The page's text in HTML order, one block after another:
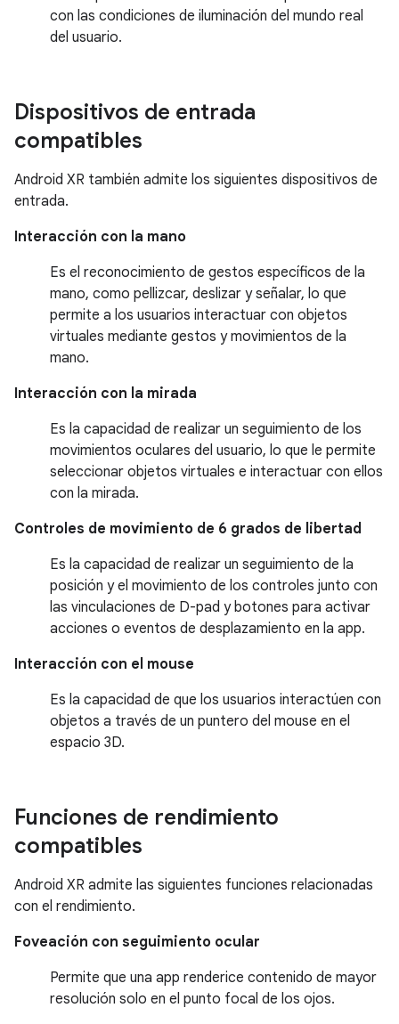
con las condiciones de iluminación del mundo real
del usuario.
Dispositivos de entrada
compatibles
Android XR también admite los siguientes dispositivos de
entrada.
Interacción con la mano
Es el reconocimiento de gestos específicos de la
mano, como pellizcar, deslizar y señalar, lo que
permite a los usuarios interactuar con objetos
virtuales mediante gestos y movimientos de la
mano.
Interacción con la mirada
Es la capacidad de realizar un seguimiento de los
movimientos oculares del usuario, lo que le permite
seleccionar objetos virtuales e interactuar con ellos
con la mirada.
Controles de movimiento de 6 grados de libertad
Es la capacidad de realizar un seguimiento de la
posición y el movimiento de los controles junto con
las vinculaciones de D-pad y botones para activar
acciones o eventos de desplazamiento en la app.
Interacción con el mouse
Es la capacidad de que los usuarios interactúen con
objetos a través de un puntero del mouse en el
espacio 3D.
Funciones de rendimiento
compatibles
Android XR admite las siguientes funciones relacionadas
con el rendimiento.
Foveación con seguimiento ocular
Permite que una app renderice contenido de mayor
resolución solo en el punto focal de los ojos.